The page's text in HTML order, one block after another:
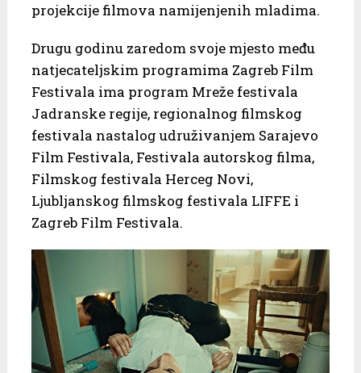
projekcije filmova namijenjenih mladima.
Drugu godinu zaredom svoje mjesto među
natjecateljskim programima Zagreb Film
Festivala ima program Mreže festivala
Jadranske regije, regionalnog filmskog
festivala nastalog udruživanjem Sarajevo
Film Festivala, Festivala autorskog filma,
Filmskog festivala Herceg Novi,
Ljubljanskog filmskog festivala LIFFE i
Zagreb Film Festivala.